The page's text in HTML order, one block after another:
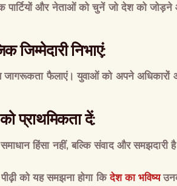
पार्टियों और नेताओं को चुनें जो देश को जोड़ने
जिम्मेदारीनिभाएं:
जागरूकता फैलाएं। युवाओं को अपने अधिकारों
कोप्राथमिकतादें:
समाधान हिंसा नहीं,बल्कि संवाद और समझदारी
को यह समझना होगा किदेश का भविष्य